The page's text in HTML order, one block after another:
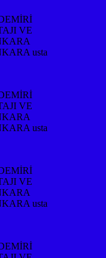
VE
usta
VE
usta
VE
usta